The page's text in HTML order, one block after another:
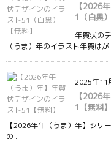
【2026
1（白黒
年賀状の
（うま）年のイラスト年賀はが
2025年11
【2026
1【無料】
【2026年午（うま）年】シリ
の ...